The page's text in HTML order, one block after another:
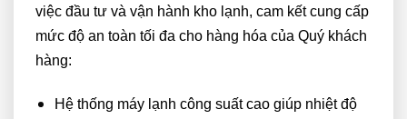
việc đầu tư và vận hành kho lạnh, cam kết cung cấp
mức độ an toàn tối đa cho hàng hóa của Quý khách
hàng:
Hệ thống máy lạnh công suất cao giúp nhiệt độ